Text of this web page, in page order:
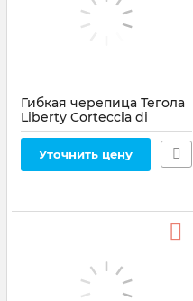
Гибкая черепица Тегола
Liberty Corteccia di
Quercia 430
Артикул:
Уточнить цену